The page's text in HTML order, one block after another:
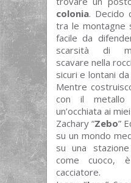
colonia. Decido
tra le montagne
facile da
scarsità di
scavare nella
sicuri e lontani
Mentre
con il metallo
un’occhiata ai miei
Zachary “Zebo”
su un mondo
su una
come cuoco,
cacciatore.